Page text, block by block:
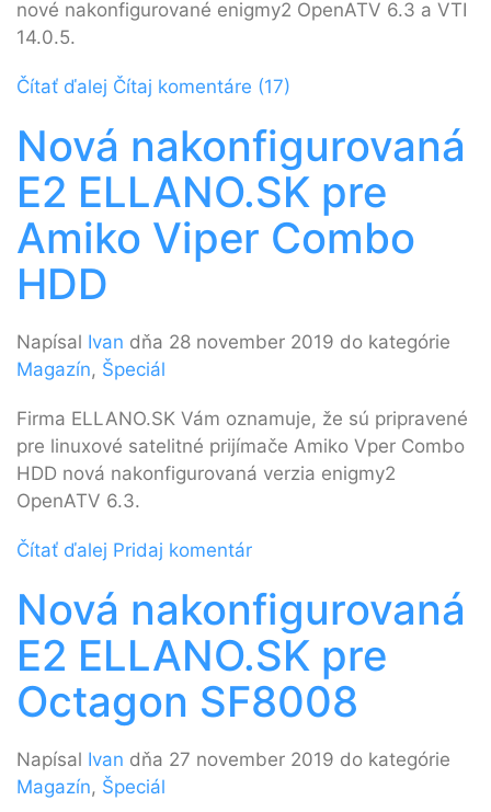
nové nakonfigurované enigmy2 OpenATV 6.3 a VTI
14.0.5.
Čítať ďalej Čítaj komentáre (17)
Nová nakonfigurovaná
E2 ELLANO.SK pre
Amiko Viper Combo
HDD
Napísal Ivan dňa 28 november 2019 do kategórie
Magazín, Špeciál
Firma ELLANO.SK Vám oznamuje, že sú pripravené
pre linuxové satelitné prijímače Amiko Vper Combo
HDD nová nakonfigurovaná verzia enigmy2
OpenATV 6.3.
Čítať ďalej Pridaj komentár
Nová nakonfigurovaná
E2 ELLANO.SK pre
Octagon SF8008
Napísal Ivan dňa 27 november 2019 do kategórie
Magazín, Špeciál